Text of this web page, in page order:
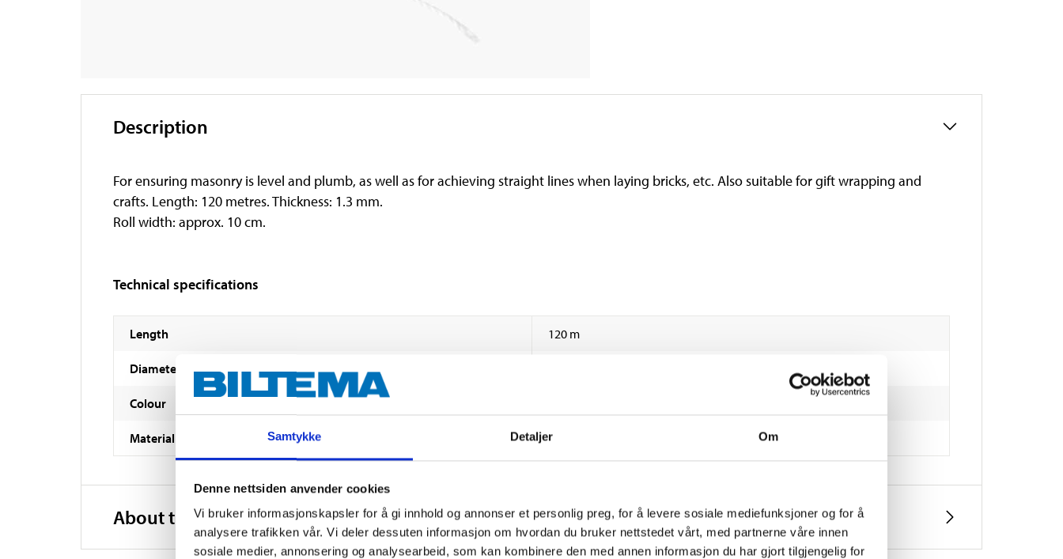
Samtykke Detaljer Om
Denne nettsiden anvender cookies
Vi bruker informasjonskapsler for å gi innhold og annonser et personlig preg, for å levere sosiale mediefunksjoner og for å
analysere trafikken vår. Vi deler dessuten informasjon om hvordan du bruker nettstedet vårt, med partnerne våre innen
sosiale medier, annonsering og analysearbeid, som kan kombinere den med annen informasjon du har gjort tilgjengelig for
Description
For ensuring masonry is level and plumb, as well as for achieving straight lines when laying bricks, etc. Also suitable for gift wrapping and
crafts. Length: 120 metres. Thickness: 1.3 mm.
Roll width: approx. 10 cm.
Technical specifications
Length 120 m
Diameter
Colour
Material Braided polypropylene (polypropylene)
About the manufacturer